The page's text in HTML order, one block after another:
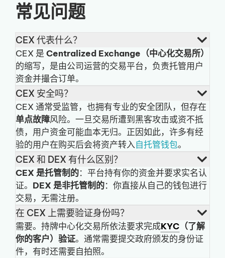
常见问题
CEX 代表什么？
CEX 是 Centralized Exchange（中心化交易所）
的缩写，是由公司运营的交易平台，负责托管用户
资金并撮合订单。
CEX 安全吗？
CEX 通常受监管，也拥有专业的安全团队，但存在
单点故障风险。一旦交易所遭到黑客攻击或资不抵
债，用户资金可能血本无归。正因如此，许多有经
验的用户在购买后会将资产转入自托管钱包。
CEX 和 DEX 有什么区别？
CEX 是托管制的：平台持有你的资金并要求实名认
证。 DEX 是非托管制的：你直接从自己的钱包进行
交易，无需注册。
在 CEX 上需要验证身份吗？
需要。持牌中心化交易所依法要求完成KYC （了解
你的客户）验证。通常需要提交政府颁发的身份证
件，有时还需要自拍照。